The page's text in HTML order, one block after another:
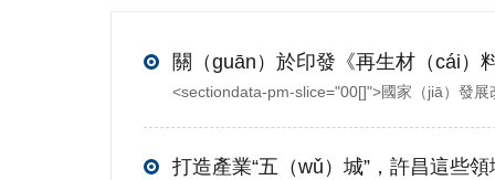
關推薦